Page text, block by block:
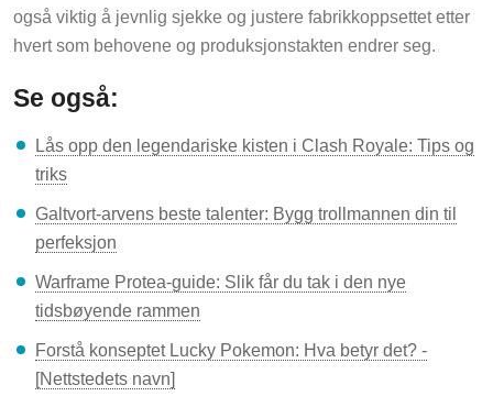
også viktig å jevnlig sjekke og justere fabrikkoppsettet etter
hvert som behovene og produksjonstakten endrer seg.
Se også:
Lås opp den legendariske kisten i Clash Royale: Tips og
triks
Galtvort-arvens beste talenter: Bygg trollmannen din til
perfeksjon
Warframe Protea-guide: Slik får du tak i den nye
tidsbøyende rammen
Forstå konseptet Lucky Pokemon: Hva betyr det? -
[Nettstedets navn]